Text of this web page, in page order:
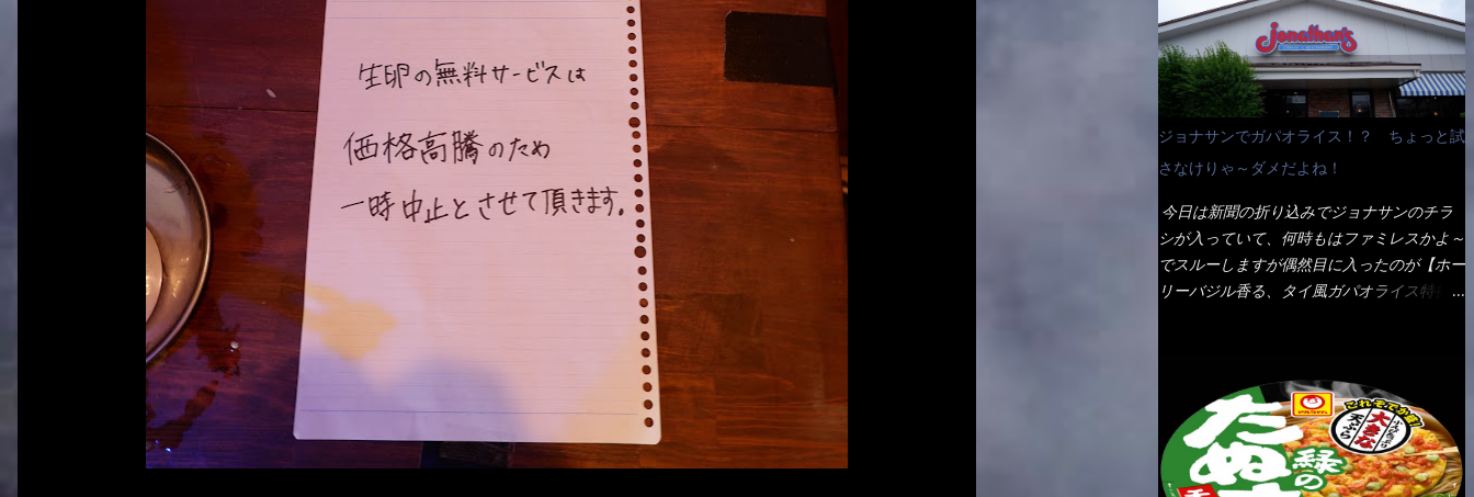
なんて見慣れないからねぇ～（コストがかか
る） 袋の裏側を見ると、韮とか卵の用意を
勧めている。 それなばらと冷蔵庫にあっ
た、黒豆モヤシ・韮・生卵を用意しました。
まず鍋1で湯を沸かし、麺を茹でる！ 小鍋
で別に湯を沸かし卵を溶きながら投入～ 次
にモヤシを入れて、粉末スープを投入！！
上がったら、丼へ入れてから小鍋のスープを
丼の中へ 最後に小鍋の具を上にかけ、韮の
葉の部分をドサッと乗せて調味油を入れて完
成です。 どうでしょう？ 見た目 Goodデ
イ・ノンスチーム製法で仕上げた、生めんに
近い風味のストレートめんです。 豚の旨味
に数種類の唐辛子、ニンニクを加えた辛さと
コクが凝縮された醤油ベースのスープです。
調味油に赤ラー油とごま油を使用することに
ペディアから・・・そうだろうな～笑 電子
レンジで弱めのワット（小生は500Wで3分
程度）温めてテーブルへ これ店舗の調理場
で、製造しているけど考えるに大き目のオー
ブン皿で焼いて、大凡の目安で小分けにして
いるようで、パックをよーく見たら表面のチ
ーズの乗り具合に結構な差が出ていた・・・
チーズに焦げ目が付いているのを、しっかり
確認し買うことをオススメします。（取り分
け量にも若干有り差がでてるだろう） 早速
タバスコを振りかけて食べてみると・・・結
使ってみたら、これが凄くうまくすくえるん
だよねぇ～（このスプーン当たりだね） 今
回新作のグラタンを頂きましたが、まずまず
の美味しさとダイソーのカレースプーンの。
すくい上げ力の良さを再度認識できました。
ジョナサンでガパオライス！？ ちょっと試
さなけりゃ～ダメだよね！
今日は新聞の折り込みでジョナサンのチラ
シが入っていて、何時もはファミレスかよ～
でスルーしますが偶然目に入ったのが【ホー
リーバジル香る、タイ風ガパオライス特得ク
て・・・今日じゃん！！ そこで近くのお店
へ・・・・ モーニング以外の通常メニュー
は、10:30以降に提供されるので10:40頃に店
内へ 私は基本的、どの店に行っても同じメ